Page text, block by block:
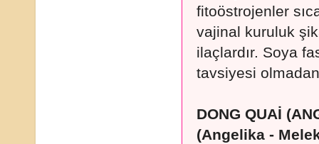
fitoöstrojenler
vajinal kuruluk
ilaçlardır. Soya
tavsiyesi
DONG QUAİ
(Angelika -